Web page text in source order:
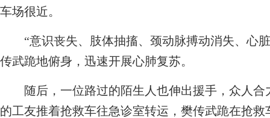
车场很近。
“意识丧失、肢体抽搐、颈动脉搏动消失、心脏
传武跪地俯身，迅速开展心肺复苏。
随后，一位路过的陌生人也伸出援手，众人合
的工友推着抢救车往急诊室转运，樊传武跪在抢